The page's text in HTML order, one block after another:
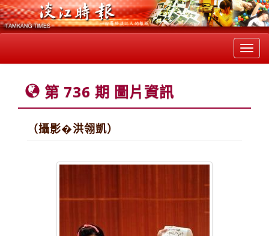
第 736 期 圖片資訊
（攝影�洪翎凱）